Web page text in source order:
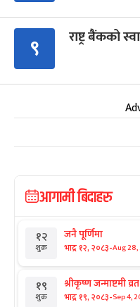
९ राष्ट्र बैंकको
आगामी बिदाहरु
१२
शुक्र
जनै पूर्णिमा
भाद्र १२, २०८३-Aug
१९
शुक्र
श्रीकृष्ण जन्माष्टमी व्रत
भाद्र १९, २०८३-Sep 4,